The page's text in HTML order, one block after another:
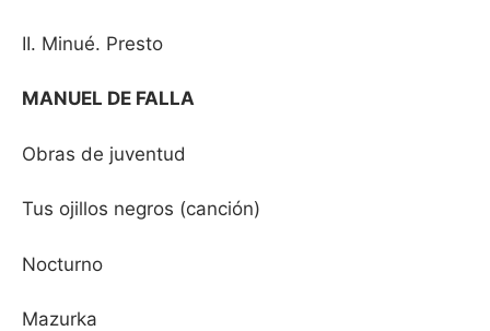
II. Minué. Presto
MANUEL DE FALLA
Obras de juventud
Tus ojillos negros (canción)
Nocturno
Mazurka